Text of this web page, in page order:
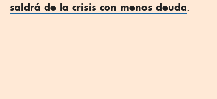
saldrá de la crisis con menos deuda.